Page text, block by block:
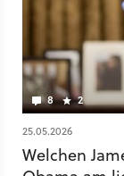
8 2
25.05.2026
Welchen